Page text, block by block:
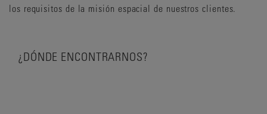
los requisitos de la misión espacial de nuestros clientes.
¿DÓNDE ENCONTRARNOS?